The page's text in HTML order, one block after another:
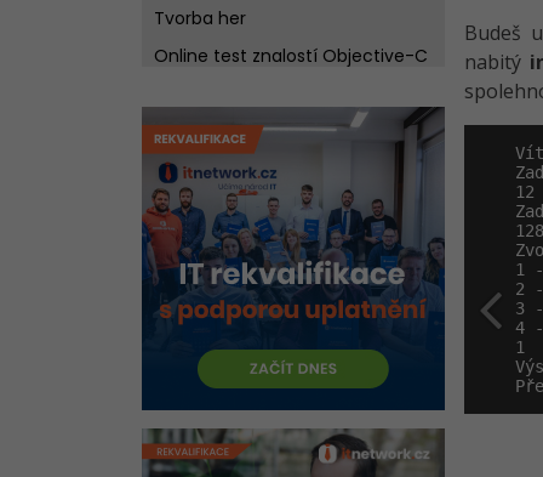
Tvorba her
Online test znalostí Objective-C
Budeš
nabitý
12
128
1
2
3
4
1